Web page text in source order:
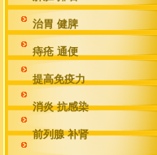
治胃 健脾
痔疮 通便
提高免疫力
消炎 抗感染
前列腺 补肾